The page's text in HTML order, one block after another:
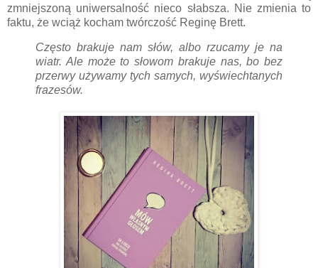
zmniejszoną uniwersalność nieco słabsza. Nie zmienia to
faktu, że wciąż kocham twórczość Reginę Brett.
Często brakuje nam słów, albo rzucamy je na
wiatr. Ale może to słowom brakuje nas, bo bez
przerwy używamy tych samych, wyświechtanych
frazesów.